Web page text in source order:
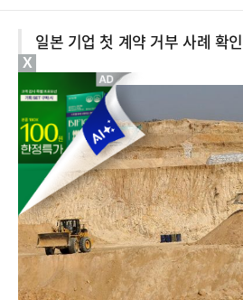
일본 기업 첫 계약 거부 사례 확인
X